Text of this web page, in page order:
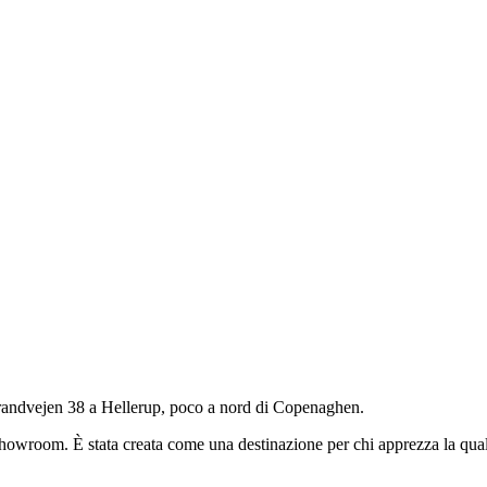
38 a Hellerup, poco a nord di Copenaghen.
È stata creata come una destinazione per chi apprezza la